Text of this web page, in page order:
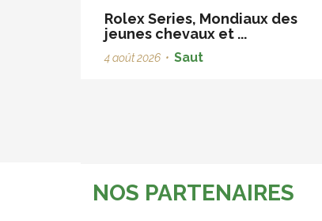
Rolex Series, Mondiaux des
jeunes chevaux et ...
4 août 2026 • Saut
NOS PARTENAIRES